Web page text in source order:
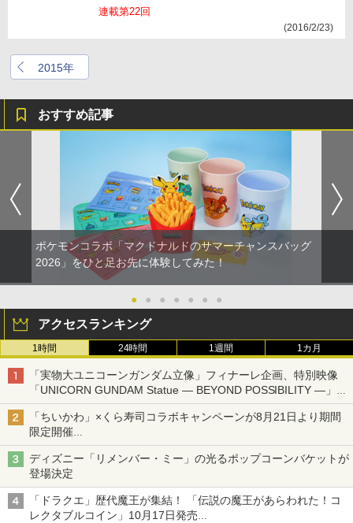
連載第22回
(2016/2/23)
2015年
おすすめ記事
ポケモンコラボ「マクドナルドのサマーチャンスバッグ
2026」をひと足お先に体験してみた！
● ● ● ● ● ● ●
アクセスランキング
1時間 24時間 1週間 1カ月
「実物大ユニコーンガンダム立像」フィナーレ企画、特別映像
「UNICORN GUNDAM Statue ― BEYOND POSSIBILITY ―」が
8月22日から10日間限定で上映
「ちいかわ」×くら寿司コラボキャンペーンが8月21日より期間
限定開催
オリジナルの湯呑みや寿司皿が景品に登場！
ディズニー「リメンバー・ミー」の光るポップコーンバケットが
登場決定
「ドラクエ」歴代魔王が集結！ 「伝説の魔王があらわれた！コ
レクタブルコイン」10月17日発売